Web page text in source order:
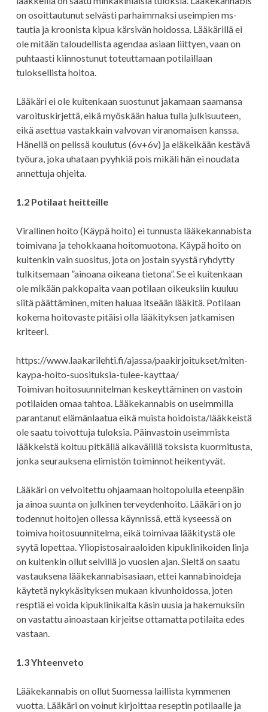
on osoittautunut selvästi parhaimmaksi useimpien ms-
tautia ja kroonista kipua kärsivän hoidossa. Lääkärillä ei
ole mitään taloudellista agendaa asiaan liittyen, vaan on
puhtaasti kiinnostunut toteuttamaan potilaillaan
tuloksellista hoitoa.
Lääkäri ei ole kuitenkaan suostunut jakamaan saamansa
varoituskirjettä, eikä myöskään halua tulla julkisuuteen,
eikä asettua vastakkain valvovan viranomaisen kanssa.
Hänellä on pelissä koulutus (6v+6v) ja eläkeikään kestävä
työura, joka uhataan pyyhkiä pois mikäli hän ei noudata
annettuja ohjeita.
1.2 Potilaat heitteille
Virallinen hoito (Käypä hoito) ei tunnusta lääkekannabista
toimivana ja tehokkaana hoitomuotona. Käypä hoito on
kuitenkin vain suositus, jota on jostain syystä ryhdytty
tulkitsemaan ”ainoana oikeana tietona”. Se ei kuitenkaan
ole mikään pakkopaita vaan potilaan oikeuksiin kuuluu
siitä päättäminen, miten haluaa itseään lääkitä. Potilaan
kokema hoitovaste pitäisi olla lääkityksen jatkamisen
kriteeri.
https://www.laakarilehti.fi/ajassa/paakirjoitukset/miten-
kaypa-hoito-suosituksia-tulee-kayttaa/
Toimivan hoitosuunnitelman keskeyttäminen on vastoin
potilaiden omaa tahtoa. Lääkekannabis on useimmilla
parantanut elämänlaatua eikä muista hoidoista/lääkkeistä
ole saatu toivottuja tuloksia. Päinvastoin useimmista
lääkkeistä koituu pitkällä aikavälillä toksista kuormitusta,
jonka seurauksena elimistön toiminnot heikentyvät.
Lääkäri on velvoitettu ohjaamaan hoitopolulla eteenpäin
ja ainoa suunta on julkinen terveydenhoito. Lääkäri on jo
todennut hoitojen ollessa käynnissä, että kyseessä on
toimiva hoitosuunnitelma, eikä toimivaa lääkitystä ole
syytä lopettaa. Yliopistosairaaloiden kipuklinikoiden linja
on kuitenkin ollut selvillä jo vuosien ajan. Sieltä on saatu
vastauksena lääkekannabisasiaan, ettei kannabinoideja
käytetä nykykäsityksen mukaan kivunhoidossa, joten
resptiä ei voida kipuklinikalta käsin uusia ja hakemuksiin
on vastattu ainoastaan kirjeitse ottamatta potilaita edes
vastaan.
1.3 Yhteenveto
Lääkekannabis on ollut Suomessa laillista kymmenen
vuotta. Lääkäri on voinut kirjoittaa reseptin potilaalle ja